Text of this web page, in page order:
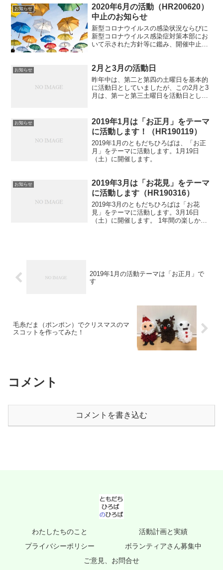
お知らせ
2020年6月の活動（HR200620）
中止のお知らせ
新型コロナウイルスの感染状況ならびに
新型コロナウイルス感染症対策本部にお
いて示された方針等に鑑み、開催中止を
ですが、即時好転は見込めないとの判断
です。 イベントの開催を...
お知らせ 2月と3月の活動日
昨年中は、第二と第四の土曜日を基本的
に活動日としていましたが、この2月と3
月は、第一と第三土曜日を活動日として
したら、どしどしお寄せいただきたいで
す。 なお現在、2...
お知らせ
2019年1月は「お正月」をテーマ
に活動します！（HR190119）
2019年1月のともだちひろばは、「お正
月」をテーマに活動します。1月19日
（土）に開催します。
お知らせ
2019年3月は「お花見」をテーマ
に活動します（HR190316）
2019年3月のともだちひろばは「お花
見」をテーマに活動します。3月16日
（土）に開催します。 1年間の楽しかっ
2019年1月の活動テーマは「お正月」で
す
毛糸だま（ポンポン）でクリスマスのマ
スコットを作ってみた！
コメント
コメントを書き込む
わたしたちのこと
活動計画と実績
プライバシーポリシー
ボランティアさん募集中
ご意見、お問合せ